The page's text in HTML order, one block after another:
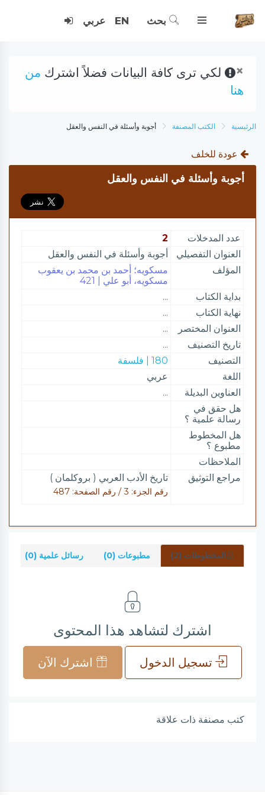
بحث EN عربي
× لكي ترى كافة البيانات فضلاً اشترك من
هنا
الرئيسية الكتب المصنفة أجوبة وأسئلة في النفس والعقل
عودة للخلف
أجوبة وأسئلة في النفس والعقل
عدد المدخلات
2
العنوان التفصيلي
أجوبة وأسئلة في النفس والعقل
المؤلف
مسكويه؛ أحمد بن محمد بن يعقوب
مسكويه، أبو علي | 421
بداية الكتاب
...
نهاية الكتاب
...
العنوان المختصر
...
تاريخ التصنيف
...
التصنيف
180 | فلسفة
اللغة
عربي
العناوين البديلة
...
هل حقق في
رسالة علمية ؟
هل المخطوط
مطبوع ؟
الملاحظات
مراجع التوثيق
تاريخ الأدب العربي ( بروكلمان )
رقم الجزء: 3 / رقم الصفحة: 487
المخطوطات (2) مطبوعات (0) رسائل علمية (0)
اشترك لتشاهد هذا المحتوى
تسجيل الدخول اشترك الآن
كتب مصنفة ذات علاقة